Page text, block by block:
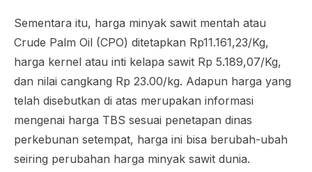
Sementara itu, harga minyak sawit mentah atau
Crude Palm Oil (CPO) ditetapkan Rp11.161,23/Kg,
harga kernel atau inti kelapa sawit Rp 5.189,07/Kg,
dan nilai cangkang Rp 23.00/kg. Adapun harga yang
telah disebutkan di atas merupakan informasi
mengenai harga TBS sesuai penetapan dinas
perkebunan setempat, harga ini bisa berubah-ubah
seiring perubahan harga minyak sawit dunia.